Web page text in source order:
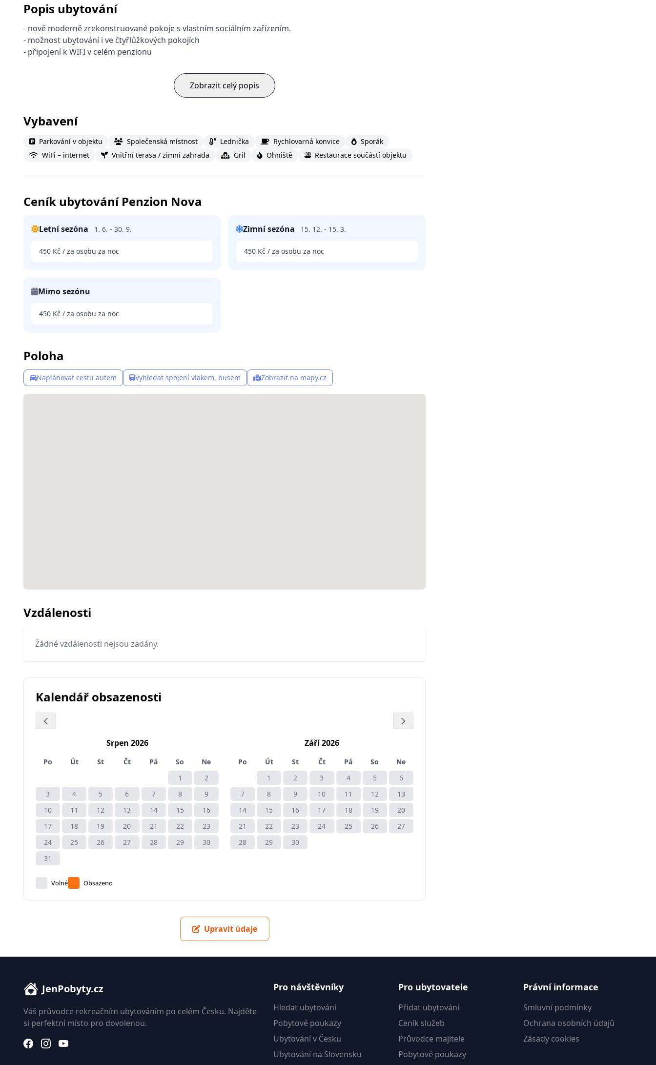
Popis ubytování
- nově moderně zrekonstruované pokoje s vlastním sociálním zařízením.
- možnost ubytování i ve čtyřlůžkových pokojích
- připojení k WIFI v celém penzionu
Zobrazit celý popis
Vybavení
Parkování v objektu Společenská místnost Lednička Rychlovarná konvice
Sporák
WiFi – internet
Vnitřní terasa / zimní zahrada Gril Ohniště Restaurace součástí objektu
Ceník ubytování Penzion Nova
Letní sezóna 1. 6. - 30. 9.
450 Kč / za osobu za noc
Zimní sezóna 15. 12. - 15. 3.
450 Kč / za osobu za noc
Mimo sezónu
450 Kč / za osobu za noc
Poloha
Naplánovat cestu autem Vyhledat spojení vlakem, busem Zobrazit na mapy.cz
Vzdálenosti
Žádné vzdálenosti nejsou zadány.
Kalendář obsazenosti
Srpen 2026
Po Út St Čt Pá So
Ne
1
2
3
4 5 6 7 8
9
10
11 12 13 14 15
16
17
18 19 20 21 22
23
24
25 26 27 28 29
30
31
Září 2026
Po Út St Čt Pá So
Ne
1
2 3 4 5
6
7
8 9 10 11 12
13
14
15 16 17 18 19
20
21
22 23 24 25 26
27
28
29 30
Volné Obsazeno
Upravit údaje
JenPobyty.cz
Váš průvodce rekreačním ubytováním po celém Česku. Najděte
si perfektní místo pro dovolenou.
Pro návštěvníky
Hledat ubytování
Pobytové poukazy
Ubytování v Česku
Ubytování na Slovensku
Pro ubytovatele
Přidat ubytování
Ceník služeb
Průvodce majitele
Pobytové poukazy
Právní informace
Smluvní podmínky
Ochrana osobních údajů
Zásady cookies